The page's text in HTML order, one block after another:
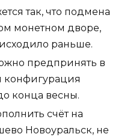
так, что подмена
монетном дворе,
раньше.
предпринять в
конфигурация
конца весны.
счёт на
Новоуральск, не